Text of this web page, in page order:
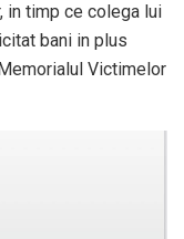
in timp ce colega lui
bani in plus
Victimelor